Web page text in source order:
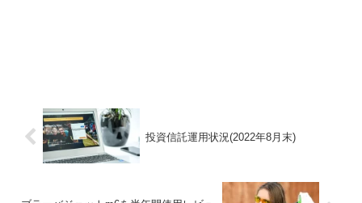
投資信託運用状況(2022年8月末)